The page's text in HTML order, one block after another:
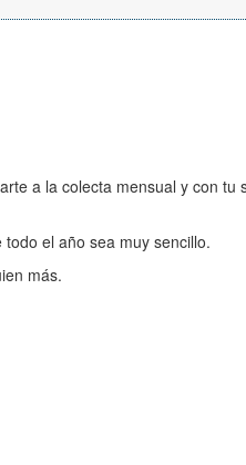
a la colecta mensual y con tu
el año sea muy sencillo.
más.